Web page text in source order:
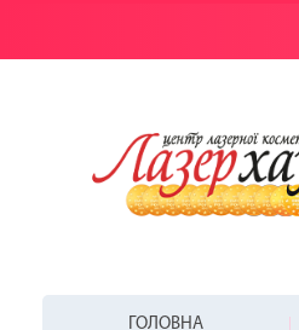
ГОЛОВНА